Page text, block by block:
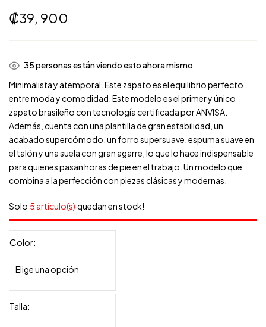
₡39, 900
35personas están viendo esto ahora mismo
Minimalista y atemporal. Este zapato es el equilibrio perfecto
entre moda y comodidad. Este modelo es el primer y único
zapato brasileño con tecnología certificada por ANVISA.
Además, cuenta con una plantilla de gran estabilidad, un
acabado supercómodo, un forro supersuave, espuma suave en
el talón y una suela con gran agarre, lo que lo hace indispensable
para quienes pasan horas de pie en el trabajo. Un modelo que
combina a la perfección con piezas clásicas y modernas.
Solo 5 artículo(s) quedan en stock!
Color
Talla